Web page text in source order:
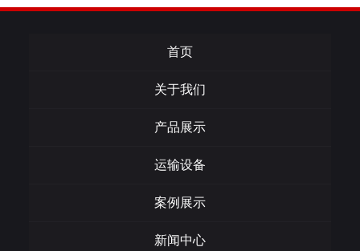
首页
关于我们
产品展示
运输设备
案例展示
新闻中心